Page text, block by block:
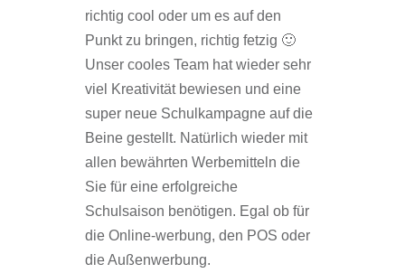
richtig cool oder um es auf den
Punkt zu bringen, richtig fetzig 🙂
Unser cooles Team hat wieder sehr
viel Kreativität bewiesen und eine
super neue Schulkampagne auf die
Beine gestellt. Natürlich wieder mit
allen bewährten Werbemitteln die
Sie für eine erfolgreiche
Schulsaison benötigen. Egal ob für
die Online-werbung, den POS oder
die Außenwerbung.